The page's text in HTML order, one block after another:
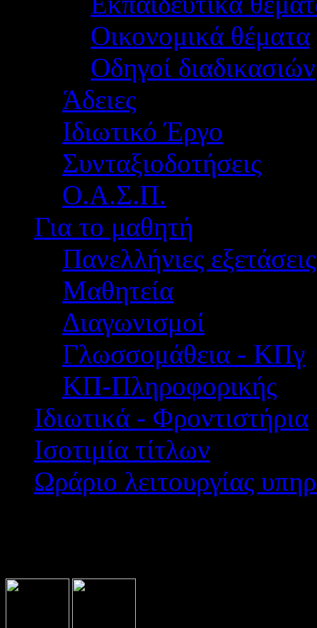
Οικονομικά θέματα
Οδηγοί διαδικασιών
Άδειες
Ιδιωτικό Έργο
Συνταξιοδοτήσεις
Ο.Α.Σ.Π.
Για το μαθητή
Πανελλήνιες εξετάσεις
Μαθητεία
Διαγωνισμοί
Γλωσσομάθεια - ΚΠγ
ΚΠ-Πληροφορικής
Ιδιωτικά - Φροντιστήρια
Ισοτιμία τίτλων
Ωράριο λειτουργίας